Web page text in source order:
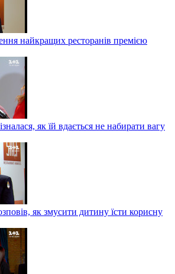
найкращих ресторанів премією
як їй вдається не набирати вагу
як змусити дитину їсти корисну